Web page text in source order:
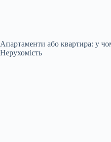
Апартаменти або квартира: у
Нерухомість